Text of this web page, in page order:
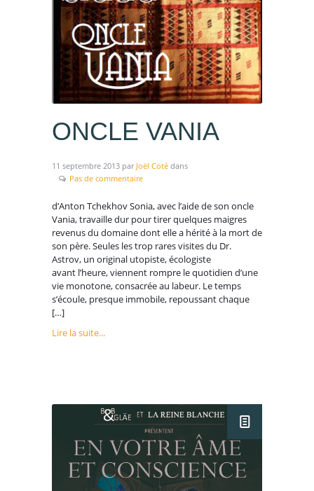
ONCLE VANIA
11 septembre 2013 par Joël Coté dans
Pas de commentaire
d’Anton Tchekhov Sonia, avec l’aide de son oncle
Vania, travaille dur pour tirer quelques maigres
revenus du domaine dont elle a hérité à la mort de
son père. Seules les trop rares visites du Dr.
Astrov, un original utopiste, écologiste
avant l’heure, viennent rompre le quotidien d’une
vie monotone, consacrée au labeur. Le temps
s’écoule, presque immobile, repoussant chaque
[…]
Lire la suite...